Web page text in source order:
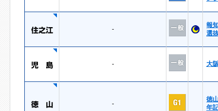
-
報
選
- 大
-
徳
年